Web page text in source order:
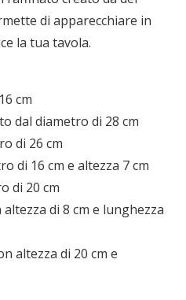
di apparecchiare in
la tua tavola.
cm
dal diametro di 28 cm
di 26 cm
di 16 cm e altezza 7 cm
di 20 cm
di 8 cm e lunghezza
altezza di 20 cm e